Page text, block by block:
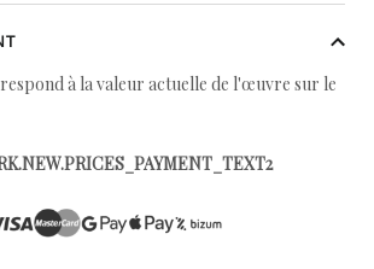
à la valeur actuelle de l'œuvre sur le